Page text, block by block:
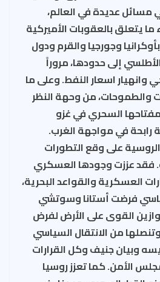
مسائل عديدة في العالم،
يتعلق بالعقوبات الأميركية
وجورجيا والقرم ودول
إلى حدودها، مروراً
وانهيار اسعار النفط. وعلى ما
والطموحات، من وحهة النظر
السحري في غزو
رابحة في مواجهة الغرب.
على وقع التطورات
فقد عززت وجودها العسكري
العسكرية والقواعد البحرية،
فرضت أستانا وسوتشي
القوى على الأرض لفرض
من الانتقال السياسي
وبيان جنيف وكل القرارات
الأمن. كما تعزز روسيا